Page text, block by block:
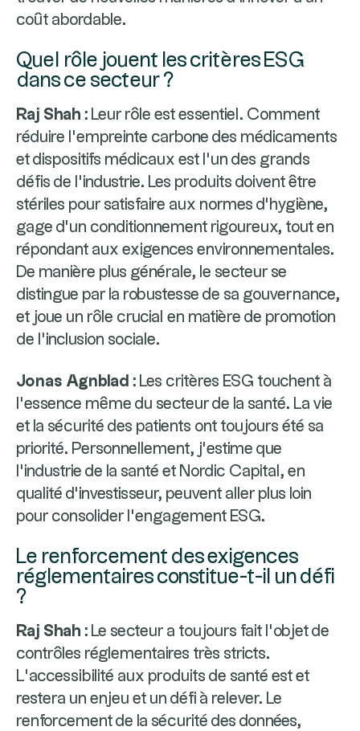
coût abordable.
Quel rôle jouent les critères ESG
dans ce secteur ?
Raj Shah : Leur rôle est essentiel. Comment
réduire l’empreinte carbone des médicaments
et dispositifs médicaux est l’un des grands
défis de l’industrie. Les produits doivent être
stériles pour satisfaire aux normes d’hygiène,
gage d’un conditionnement rigoureux, tout en
répondant aux exigences environnementales.
De manière plus générale, le secteur se
distingue par la robustesse de sa gouvernance,
et joue un rôle crucial en matière de promotion
de l’inclusion sociale.
Jonas Agnblad : Les critères ESG touchent à
l’essence même du secteur de la santé. La vie
et la sécurité des patients ont toujours été sa
priorité. Personnellement, j’estime que
l’industrie de la santé et Nordic Capital, en
qualité d’investisseur, peuvent aller plus loin
pour consolider l’engagement ESG.
Le renforcement des exigences
réglementaires constitue-t-il un défi
?
Raj Shah : Le secteur a toujours fait l’objet de
contrôles réglementaires très stricts.
L’accessibilité aux produits de santé est et
restera un enjeu et un défi à relever. Le
renforcement de la sécurité des données,